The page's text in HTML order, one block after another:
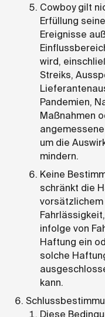
Cowboy gilt
Erfüllung
Ereignisse
wird,
Streiks,
Pandemien,
Maßnahmen
um die
mindern.
Keine
schränkt die
infolge von
Haftung ein
solche
kann.
Diese